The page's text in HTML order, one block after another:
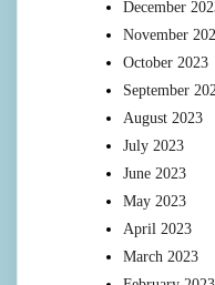
December
November
October 2023
September
August 2023
July 2023
June 2023
May 2023
April 2023
March 2023